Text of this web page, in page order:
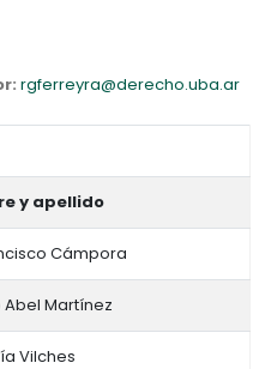
rgferreyra@derecho.uba.ar
y apellido
Cámpora
Abel Martínez
Vilches